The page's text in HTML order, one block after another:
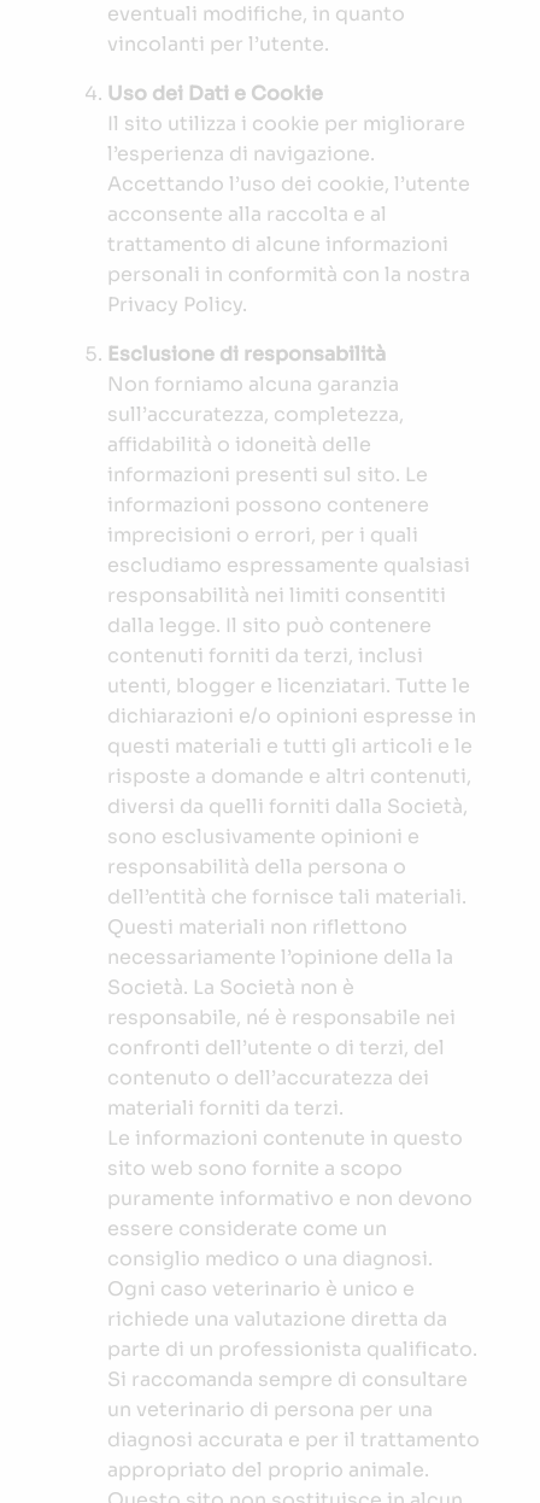
eventuali modifiche, in quanto
vincolanti per l’utente.
Uso dei Dati e Cookie
Il sito utilizza i cookie per migliorare
l’esperienza di navigazione.
Accettando l’uso dei cookie, l’utente
acconsente alla raccolta e al
trattamento di alcune informazioni
personali in conformità con la nostra
Privacy Policy.
Esclusione di responsabilità
Non forniamo alcuna garanzia
sull’accuratezza, completezza,
affidabilità o idoneità delle
informazioni presenti sul sito. Le
informazioni possono contenere
imprecisioni o errori, per i quali
escludiamo espressamente qualsiasi
responsabilità nei limiti consentiti
dalla legge. Il sito può contenere
contenuti forniti da terzi, inclusi
utenti, blogger e licenziatari. Tutte le
dichiarazioni e/o opinioni espresse in
questi materiali e tutti gli articoli e le
risposte a domande e altri contenuti,
diversi da quelli forniti dalla Società,
sono esclusivamente opinioni e
responsabilità della persona o
dell’entità che fornisce tali materiali.
Questi materiali non riflettono
necessariamente l’opinione della la
Società. La Società non è
responsabile, né è responsabile nei
confronti dell’utente o di terzi, del
contenuto o dell’accuratezza dei
materiali forniti da terzi.
Le informazioni contenute in questo
sito web sono fornite a scopo
puramente informativo e non devono
essere considerate come un
consiglio medico o una diagnosi.
Ogni caso veterinario è unico e
richiede una valutazione diretta da
parte di un professionista qualificato.
Si raccomanda sempre di consultare
un veterinario di persona per una
diagnosi accurata e per il trattamento
appropriato del proprio animale.